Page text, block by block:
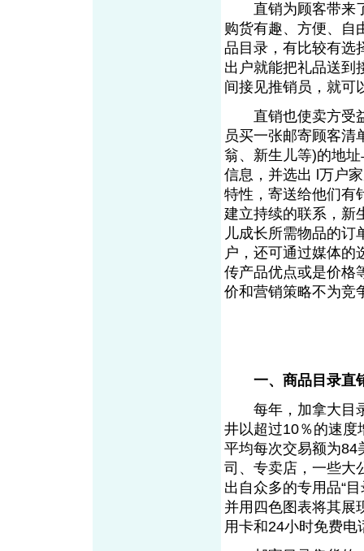
直销为顾客带来了
购货有趣、方便、自
品目录，有比较有选
出户就能把礼品送到
间接见推销员，就可
直销也使卖方受益
员买一张邮寄顾客清
翁、新生儿等)的地
信息，并选出 l万户
特性，寄送给他们有
建立持续的联系，新
儿成长所需物品的订
户，还可通过媒体的
传产品优点或是价格
价和营销策略不为竞
一、商品目录直
每年，加拿大目录
井以超过10％的速度
平均每次交易额为84
司、专卖店，一些大
出自众多的专用品“
并用四色图表将其展
用卡和24小时免费电